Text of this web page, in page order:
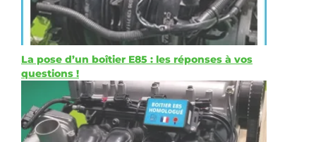
La pose d’un boîtier E85 : les réponses à vos
questions !